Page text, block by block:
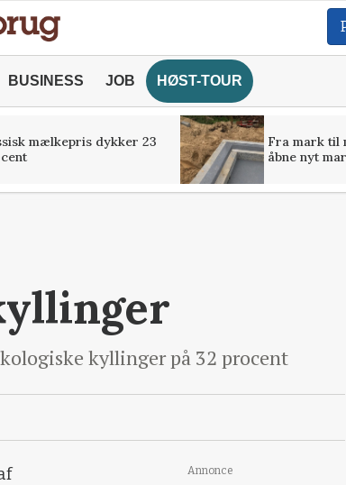
BUSINESS JOB HØST-TOUR
mælkepris dykker 23
Fra mark til
åbne nyt
kyllinger på 32 procent
Annonce